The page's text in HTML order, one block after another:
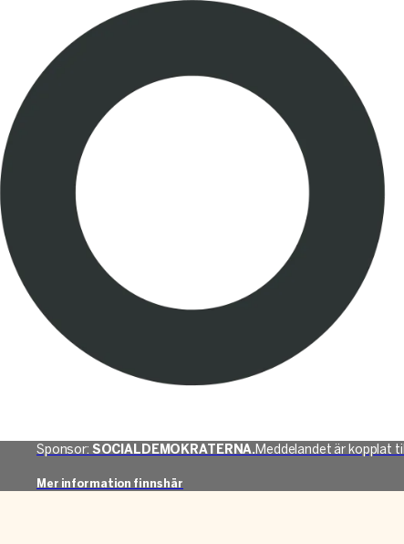
Sponsor: SOCIALDEMOKRATERNA.Meddelandet är kopplat till
Mer information finns här